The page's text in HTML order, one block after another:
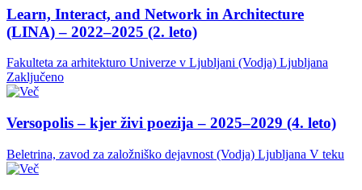
Learn, Interact, and Network in Architecture
(LINA) – 2022–2025 (2. leto)
Fakulteta za arhitekturo Univerze v Ljubljani (Vodja) Ljubljana
Zaključeno
Versopolis – kjer živi poezija – 2025–2029 (4. leto)
Beletrina, zavod za založniško dejavnost (Vodja) Ljubljana V teku